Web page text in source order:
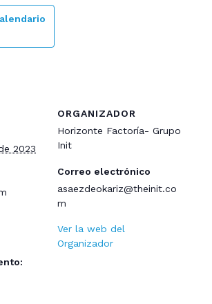
2023
ORGANIZADOR
Horizonte Factoría- Grupo
Init
Correo electrónico
asaezdeokariz@theinit.co
m
Ver la web del
Organizador